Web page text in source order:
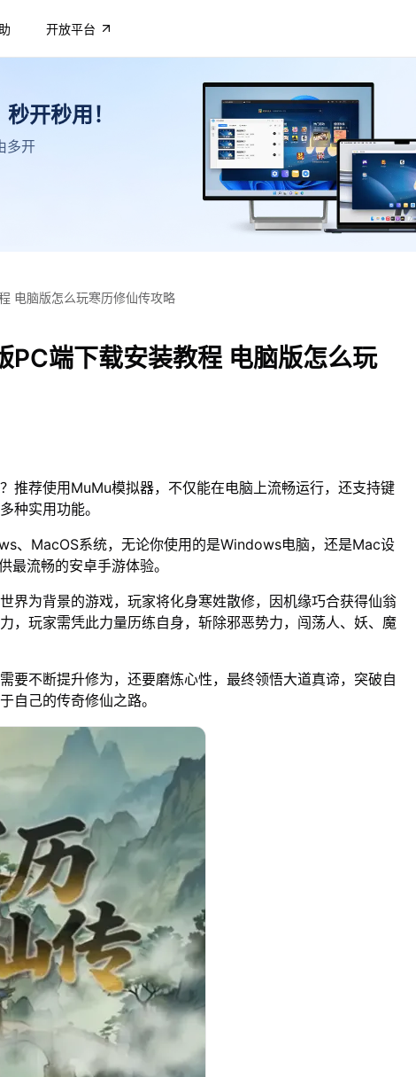
开放平台
开秒用！
多开
电脑版怎么玩寒历修仙传攻略
PC端下载安装教程 电脑版怎么玩
推荐使用MuMu模拟器，不仅能在电脑上流畅运行，还支持键
种实用功能。
、MacOS系统，无论你使用的是Windows电脑，还是Mac设
最流畅的安卓手游体验。
界为背景的游戏，玩家将化身寒姓散修，因机缘巧合获得仙翁
，玩家需凭此力量历练自身，斩除邪恶势力，闯荡人、妖、魔
要不断提升修为，还要磨炼心性，最终领悟大道真谛，突破自
自己的传奇修仙之路。